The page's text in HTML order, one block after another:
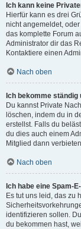
Ich kann keine
Hierfür kann es drei
nicht angemeldet,
das komplette Forum
Administrator dir das
Kontaktiere einen
Nach oben
Ich bekomme
Du kannst Private
löschen, indem du in
erstellst. Falls du
du dies auch einem
Mitglied dann
Nach oben
Ich habe eine Spam-
Es tut uns leid, das zu
identifizieren sollen.
du bekommen hast,